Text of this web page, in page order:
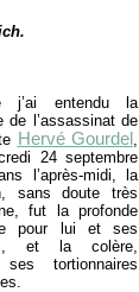
j’ai entendu la
de l’assassinat de
Hervé Gourdel
24 septembre
l’après-midi, la
sans doute très
fut la profonde
pour lui et ses
et la colère,
tortionnaires